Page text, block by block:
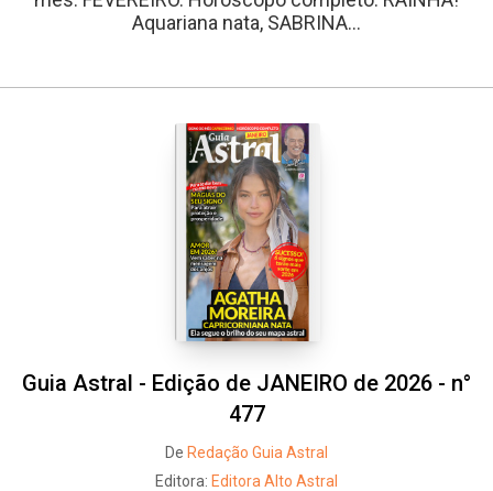
Aquariana nata, SABRINA...
Guia Astral - Edição de JANEIRO de 2026 - n°
477
De Redação Guia Astral
Editora: Editora Alto Astral